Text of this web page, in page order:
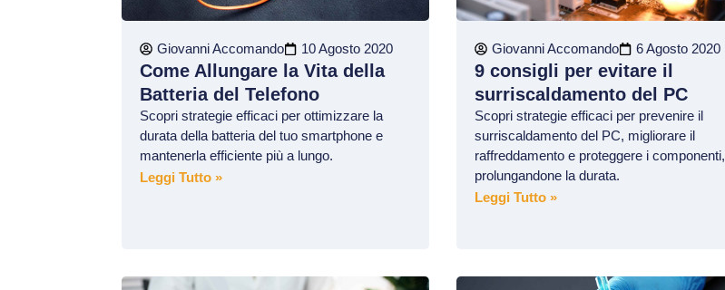
Giovanni Accomando 10 Agosto 2020
Come Allungare la Vita della
Batteria del Telefono
Scopri strategie efficaci per ottimizzare la
durata della batteria del tuo smartphone e
mantenerla efficiente più a lungo.
Leggi Tutto »
Giovanni Accomando 6 Agosto 2020
9 consigli per evitare il
surriscaldamento del PC
Scopri strategie efficaci per prevenire il
surriscaldamento del PC, migliorare il
raffreddamento e proteggere i componenti,
prolungandone la durata.
Leggi Tutto »